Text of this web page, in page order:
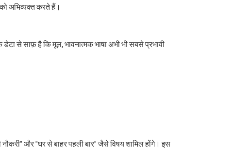
अभिव्यक्त करते हैं।
से साफ़ है कि मूल, भावनात्मक भाषा अभी भी सबसे प्रभावी
और "घर से बाहर पहली बार" जैसे विषय शामिल होंगे। इस